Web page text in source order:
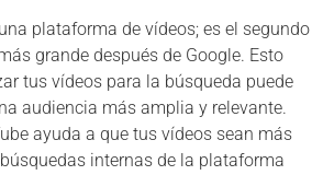
plataforma de vídeos; es el segundo
grande después de Google. Esto
tus vídeos para la búsqueda puede
audiencia más amplia y relevante.
ayuda a que tus vídeos sean más
internas de la plataforma